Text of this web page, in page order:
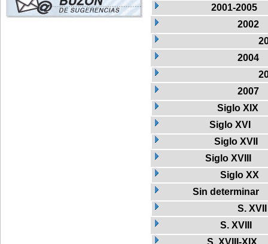
2001-2005
2002
2004
2007
Siglo XIX
Siglo XVI
Siglo XVII
Siglo XVIII
Siglo XX
Sin determinar
S. XVII
S. XVIII
S. XVIII-XIX